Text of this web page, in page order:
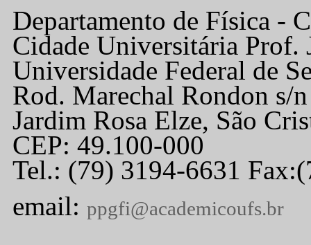
Departamento de Física -
Cidade Universitária Prof.
Universidade Federal de
Rod. Marechal Rondon s/n
Jardim Rosa Elze, São
CEP: 49.100-000
Tel.: (79) 3194-6631
email: ppgfi@academicoufs.br